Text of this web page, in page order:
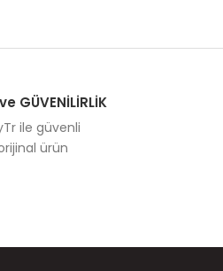
GÜVENİLİRLİK
ile güvenli
ürün